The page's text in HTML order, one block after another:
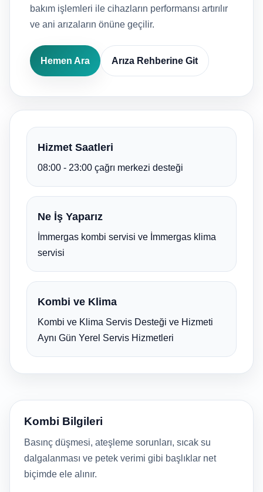
bakım işlemleri ile cihazların performansı artırılır
ve ani arızaların önüne geçilir.
Hemen Ara Arıza Rehberine Git
Hizmet Saatleri
08:00 - 23:00 çağrı merkezi desteği
Ne İş Yaparız
İmmergas kombi servisi ve İmmergas klima
servisi
Kombi ve Klima
Kombi ve Klima Servis Desteği ve Hizmeti
Aynı Gün Yerel Servis Hizmetleri
Kombi Bilgileri
Basınç düşmesi, ateşleme sorunları, sıcak su
dalgalanması ve petek verimi gibi başlıklar net
biçimde ele alınır.